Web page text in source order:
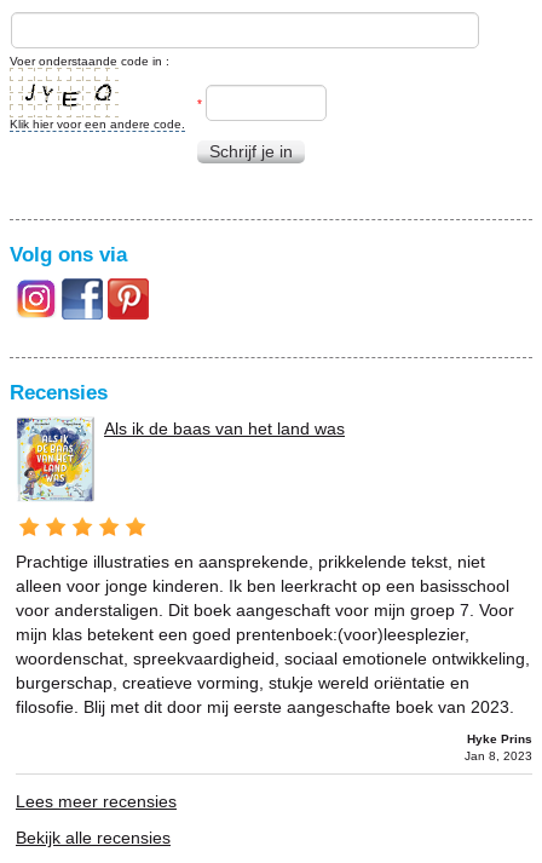
Voer onderstaande code in :
Klik hier voor een andere code.
*
Schrijf je in
Volg ons via
Recensies
Als ik de baas van het land was
Prachtige illustraties en aansprekende, prikkelende tekst, niet
alleen voor jonge kinderen. Ik ben leerkracht op een basisschool
voor anderstaligen. Dit boek aangeschaft voor mijn groep 7. Voor
mijn klas betekent een goed prentenboek:(voor)leesplezier,
woordenschat, spreekvaardigheid, sociaal emotionele ontwikkeling,
burgerschap, creatieve vorming, stukje wereld oriëntatie en
filosofie. Blij met dit door mij eerste aangeschafte boek van 2023.
Hyke Prins
Jan 8, 2023
Lees meer recensies
Bekijk alle recensies